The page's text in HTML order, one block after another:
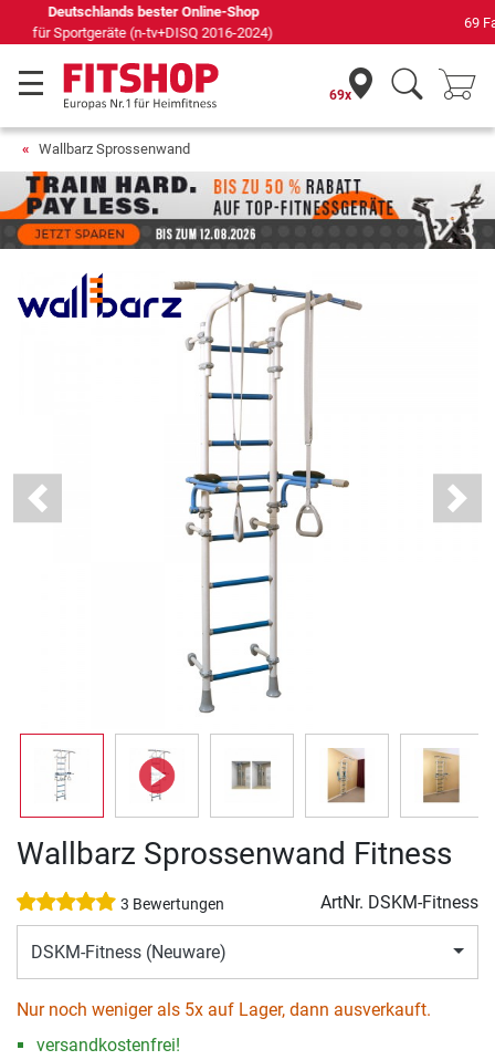
69 Fachmärkte vor Ort mit 75 eigenen Servicetechnikern
69x
Wallbarz Sprossenwand
Previous Next
Wallbarz Sprossenwand Fitness
3 Bewertungen ArtNr. DSKM-Fitness
DSKM-Fitness (Neuware)
Nur noch weniger als 5x auf Lager, dann ausverkauft.
versandkostenfrei!